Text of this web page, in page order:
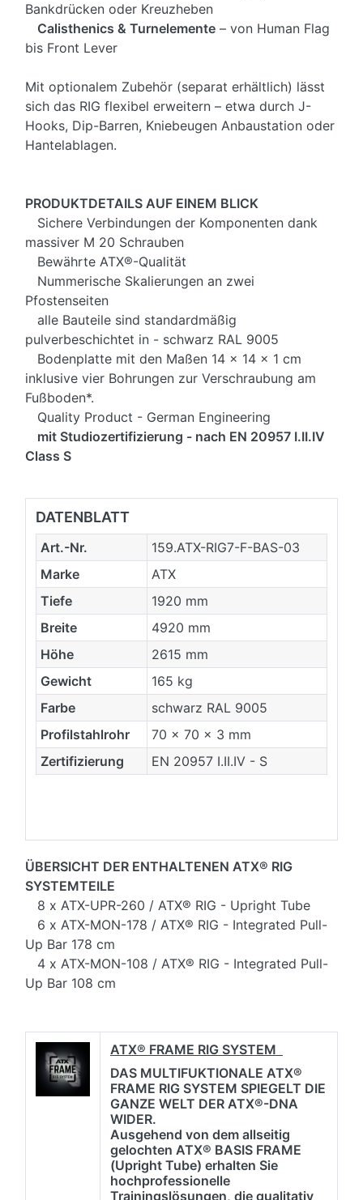
Bankdrücken oder Kreuzheben
Calisthenics & Turnelemente – von Human Flag
bis Front Lever
Mit optionalem Zubehör (separat erhältlich) lässt
sich das RIG flexibel erweitern – etwa durch J-
Hooks, Dip-Barren, Kniebeugen Anbaustation oder
Hantelablagen.
PRODUKTDETAILS AUF EINEM BLICK
Sichere Verbindungen der Komponenten dank
massiver M 20 Schrauben
Bewährte ATX®-Qualität
Nummerische Skalierungen an zwei
Pfostenseiten
alle Bauteile sind standardmäßig
pulverbeschichtet in - schwarz RAL 9005
Bodenplatte mit den Maßen 14 x 14 x 1 cm
inklusive vier Bohrungen zur Verschraubung am
Fußboden*.
Quality Product - German Engineering
mit Studiozertifizierung - nach EN 20957 I.II.IV
Class S
DATENBLATT
Art.-Nr.
159.ATX-RIG7-F-BAS-03
Marke
ATX
Tiefe
1920 mm
Breite
4920 mm
Höhe
2615 mm
Gewicht
165 kg
Farbe
schwarz RAL 9005
Profilstahlrohr
70 x 70 x 3 mm
Zertifizierung
EN 20957 I.II.IV - S
ÜBERSICHT DER ENTHALTENEN ATX® RIG
SYSTEMTEILE
8 x ATX-UPR-260 / ATX® RIG - Upright Tube
6 x ATX-MON-178 / ATX® RIG - Integrated Pull-
Up Bar 178 cm
4 x ATX-MON-108 / ATX® RIG - Integrated Pull-
Up Bar 108 cm
ATX® FRAME RIG SYSTEM
DAS MULTIFUKTIONALE ATX®
FRAME RIG SYSTEM SPIEGELT DIE
GANZE WELT DER ATX®-DNA
WIDER.
Ausgehend von dem allseitig
gelochten ATX® BASIS FRAME
(Upright Tube) erhalten Sie
hochprofessionelle
Trainingslösungen, die qualitativ